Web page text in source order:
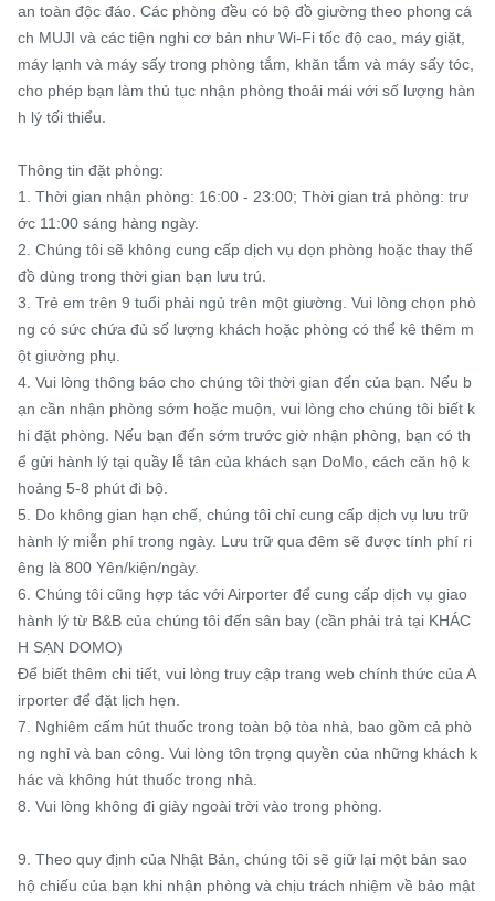
an toàn độc đáo. Các phòng đều có bộ đồ giường theo phong cá
ch MUJI và các tiện nghi cơ bản như Wi-Fi tốc độ cao, máy giặt,
máy lạnh và máy sấy trong phòng tắm, khăn tắm và máy sấy tóc,
cho phép bạn làm thủ tục nhận phòng thoải mái với số lượng hàn
h lý tối thiểu.
Thông tin đặt phòng:
1. Thời gian nhận phòng: 16:00 - 23:00; Thời gian trả phòng: trư
ớc 11:00 sáng hàng ngày.
2. Chúng tôi sẽ không cung cấp dịch vụ dọn phòng hoặc thay thế
đồ dùng trong thời gian bạn lưu trú.
3. Trẻ em trên 9 tuổi phải ngủ trên một giường. Vui lòng chọn phò
ng có sức chứa đủ số lượng khách hoặc phòng có thể kê thêm m
ột giường phụ.
4. Vui lòng thông báo cho chúng tôi thời gian đến của bạn. Nếu b
ạn cần nhận phòng sớm hoặc muộn, vui lòng cho chúng tôi biết k
hi đặt phòng. Nếu bạn đến sớm trước giờ nhận phòng, bạn có th
ể gửi hành lý tại quầy lễ tân của khách sạn DoMo, cách căn hộ k
hoảng 5-8 phút đi bộ.
5. Do không gian hạn chế, chúng tôi chỉ cung cấp dịch vụ lưu trữ
hành lý miễn phí trong ngày. Lưu trữ qua đêm sẽ được tính phí ri
êng là 800 Yên/kiện/ngày.
6. Chúng tôi cũng hợp tác với Airporter để cung cấp dịch vụ giao
hành lý từ B&B của chúng tôi đến sân bay (cần phải trả tại KHÁC
H SẠN DOMO)
Để biết thêm chi tiết, vui lòng truy cập trang web chính thức của A
irporter để đặt lịch hẹn.
7. Nghiêm cấm hút thuốc trong toàn bộ tòa nhà, bao gồm cả phò
ng nghỉ và ban công. Vui lòng tôn trọng quyền của những khách k
hác và không hút thuốc trong nhà.
8. Vui lòng không đi giày ngoài trời vào trong phòng.
9. Theo quy định của Nhật Bản, chúng tôi sẽ giữ lại một bản sao
hộ chiếu của bạn khi nhận phòng và chịu trách nhiệm về bảo mật